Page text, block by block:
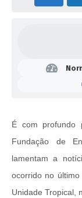
É com profundo
Fundação de
lamentam a
ocorrido no
Unidade Tropical,